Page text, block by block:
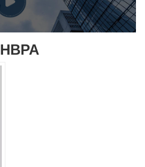
راتنجات الايبوكسي HBPA